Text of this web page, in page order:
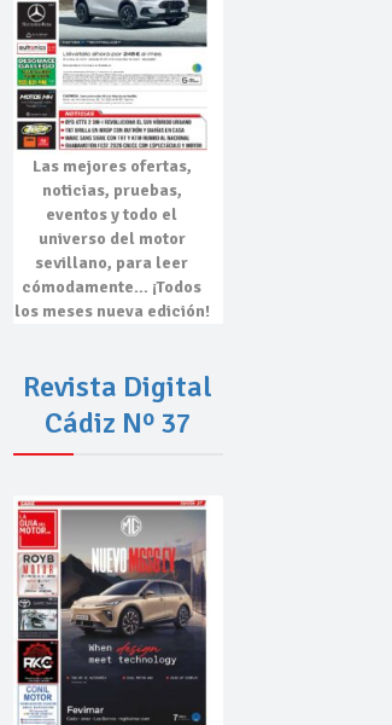
Las mejores ofertas,
noticias, pruebas,
eventosy todo el
universo del motor
sevillano, para leer
cómodamente… ¡Todos
los meses nueva edición!
Revista Digital
Cádiz Nº 37